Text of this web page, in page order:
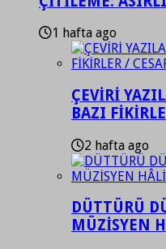
1 hafta ago
ÇEVİRİ
BAZI
2 hafta ago
DÜTTÜRÜ
MÜZİSYEN